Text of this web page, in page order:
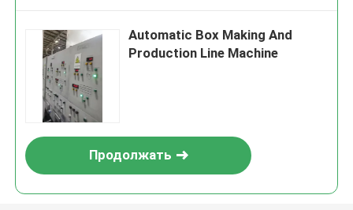
Automatic Box Making And
Production Line Machine
Продолжать